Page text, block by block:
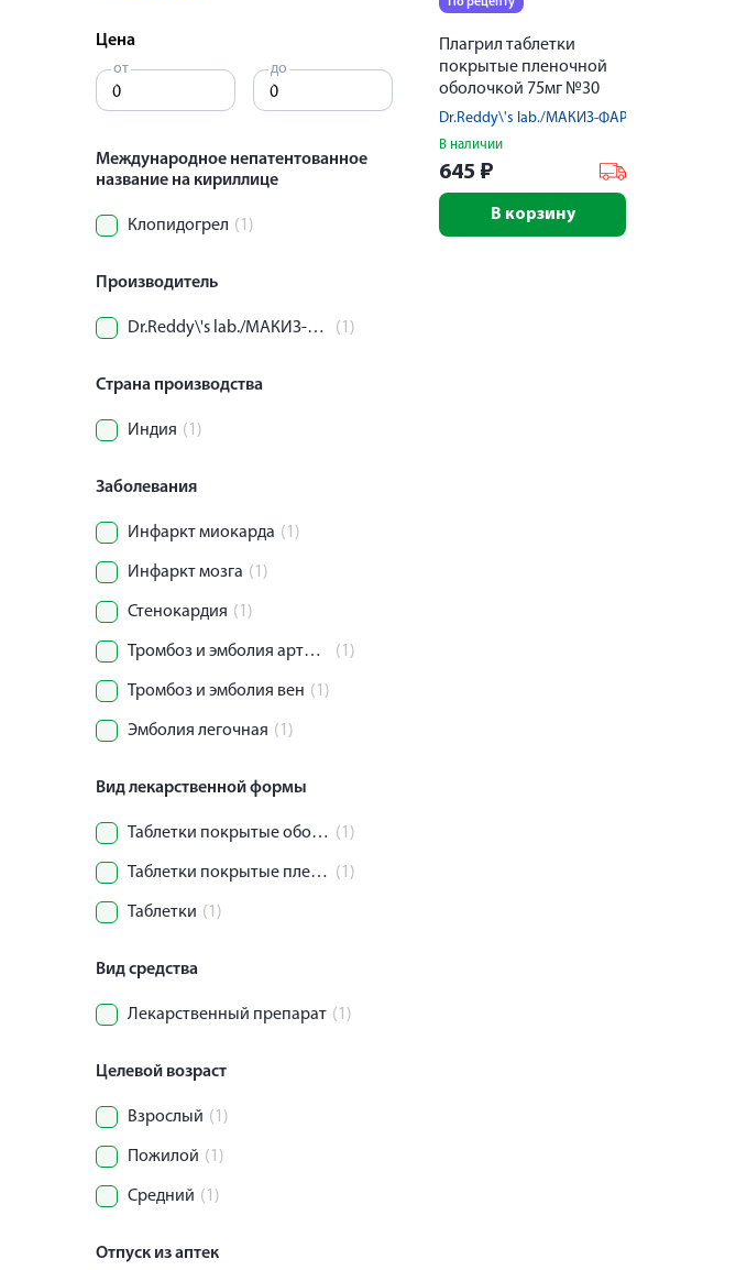
Цена
от до
Международное непатентованное
название на кириллице
Клопидогрел (1)
Производитель
Dr.Reddy\'s lab./МАКИЗ-ФАРМА ООО (1)
Страна производства
Индия (1)
Заболевания
Инфаркт миокарда (1)
Инфаркт мозга (1)
Стенокардия (1)
Тромбоз и эмболия артерий (1)
Тромбоз и эмболия вен (1)
Эмболия легочная (1)
Вид лекарственной формы
Таблетки покрытые оболочкой (1)
Таблетки покрытые пленочной оболочкой (1)
Таблетки (1)
Вид средства
Лекарственный препарат (1)
Целевой возраст
Взрослый (1)
Пожилой (1)
Средний (1)
Отпуск из аптек
Плагрил таблетки
покрытые пленочной
оболочкой 75мг №30
Dr.Reddy\'s lab./МАКИЗ-ФАРМА ООО
В наличии
645 ₽
В корзину